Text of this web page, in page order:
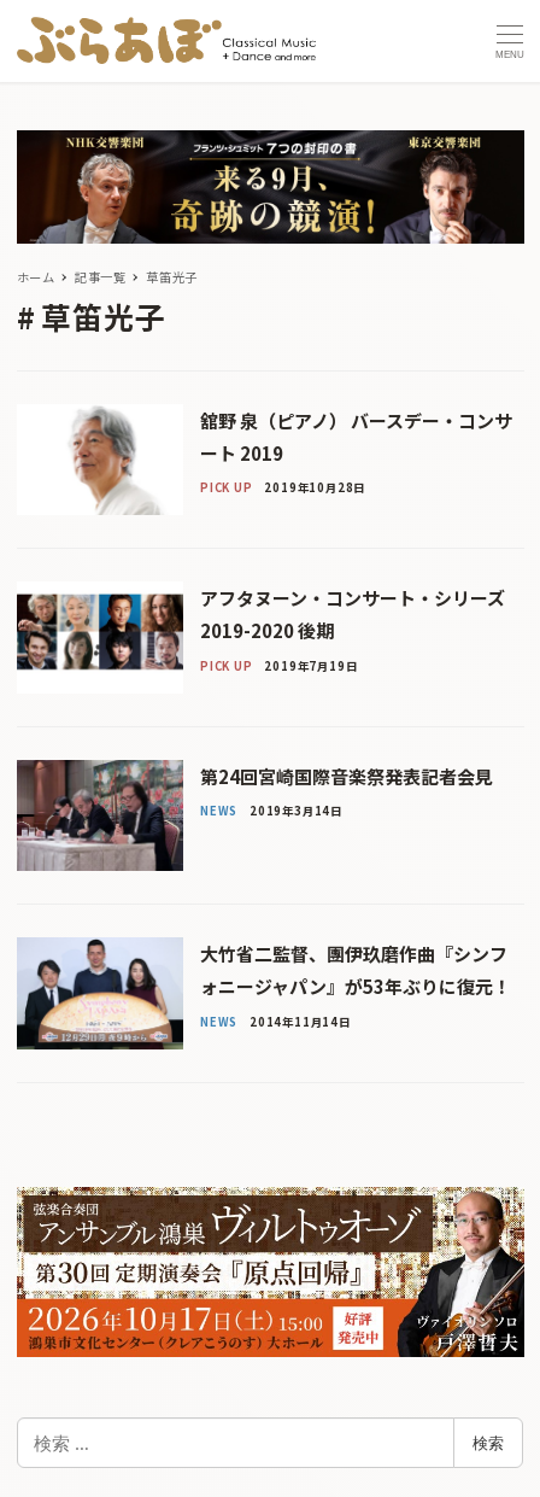
MENU
ホーム 記事一覧 草笛光子
草笛光子
舘野 泉（ピアノ） バースデー・コンサ
ート 2019
PICK UP 2019年10月28日
アフタヌーン・コンサート・シリーズ
2019-2020 後期
PICK UP 2019年7月19日
第24回宮崎国際音楽祭発表記者会見
NEWS 2019年3月14日
大竹省二監督、團伊玖磨作曲『シンフ
ォニージャパン』が53年ぶりに復元！
NEWS 2014年11月14日
検
検索